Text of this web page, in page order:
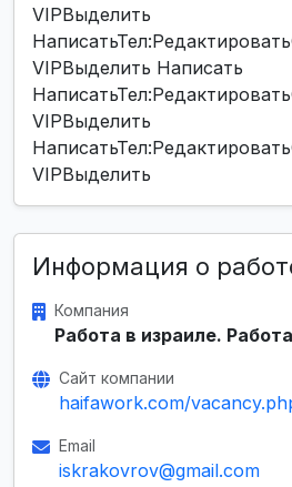
VIPВыделить
VIPВыделить Написать
VIPВыделить
VIPВыделить
Информация о
Компания
Работа в израиле.
Сайт компании
haifawork.com/
Email
iskrakovrov@gmail.com